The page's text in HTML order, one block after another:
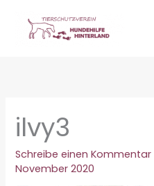
springen
ilvy3
Schreibe einen Kommentar
November 2020